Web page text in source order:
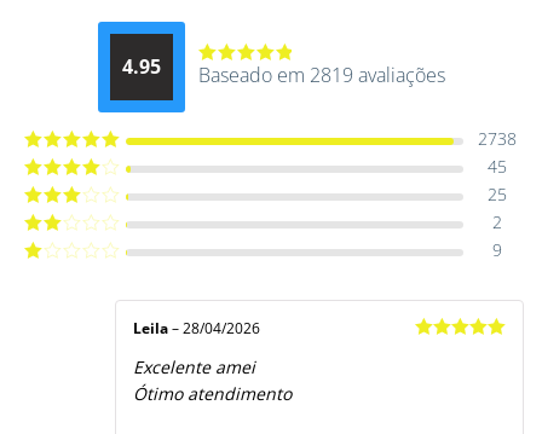
4.95
Avaliação
Baseado em 2819 avaliações
Avaliação5
2738
Avaliação
45
Avaliação
25
Avaliação
2
9
Leila – 28/04/2026
Excelente amei
Ótimo atendimento